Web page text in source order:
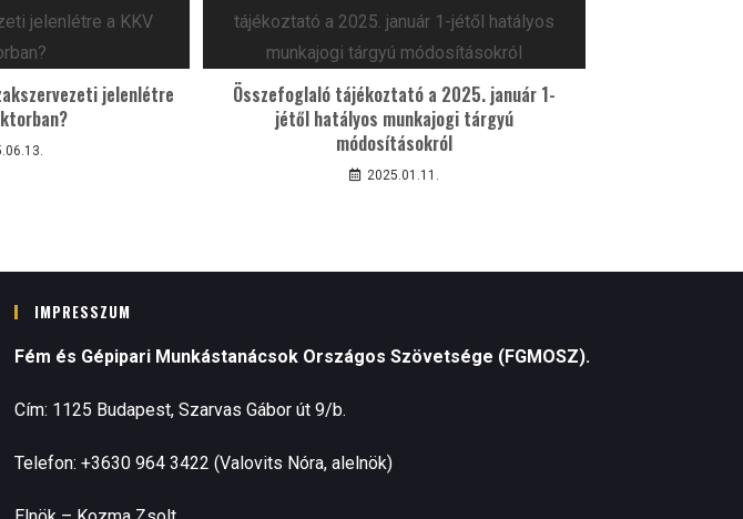
jelenlétre
Összefoglaló tájékoztató a 2025. január 1-
jétől hatályos munkajogi tárgyú
módosításokról
2025.01.11.
IMPRESSZUM
Fém és Gépipari Munkástanácsok Országos Szövetsége (FGMOSZ).
Cím: 1125 Budapest, Szarvas Gábor út 9/b.
Telefon: +3630 964 3422 (Valovits Nóra, alelnök)